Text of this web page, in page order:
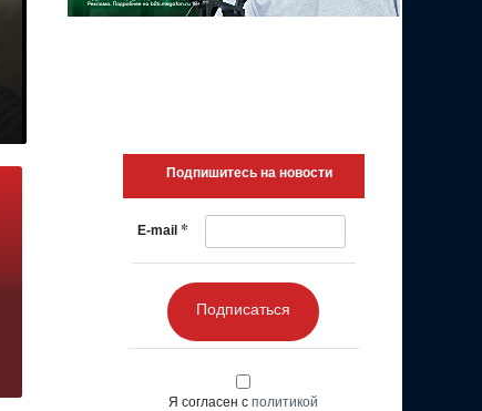
Подпишитесь на новости
E-mail *
Подписаться
Я согласен с политикой